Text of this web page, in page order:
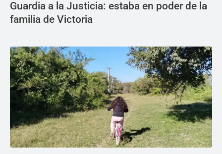
Guardia a la Justicia: estaba en poder de la
familia de Victoria